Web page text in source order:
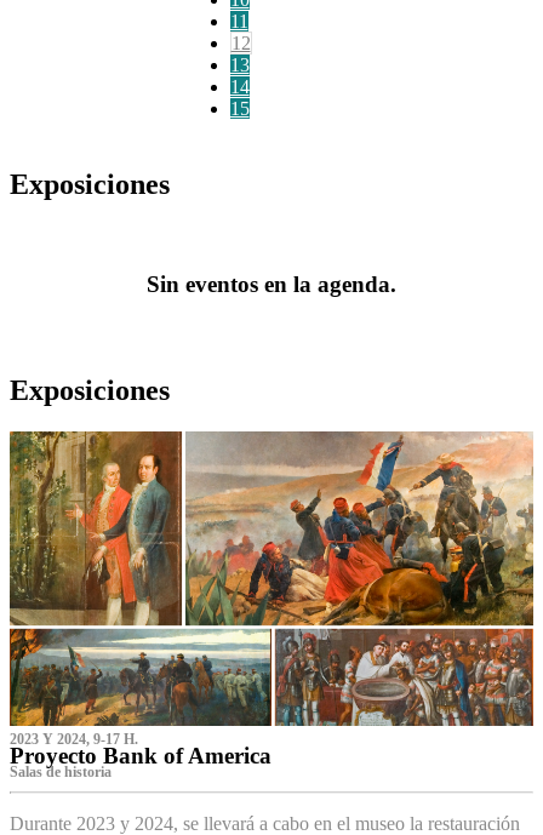
11
12
13
14
15
Exposiciones
Sin eventos en la agenda.
Exposiciones
2023 Y 2024, 9-17 H.
Proyecto Bank of America
S‌alas de historia
Durante 2023 y 2024, se llevará a cabo en el museo la restauración